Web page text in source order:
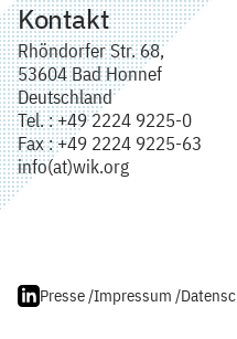
Kontakt
Rhöndorfer Str. 68,
53604 Bad Honnef
Deutschland
Tel. : +49 2224 9225-0
Fax : +49 2224 9225-63
info(at)wik.org
Presse /Impressum /